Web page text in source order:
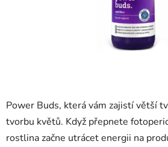
Power Buds, která vám zajistí větší
tvorbu květů. Když přepnete
rostlina začne utrácet energii na